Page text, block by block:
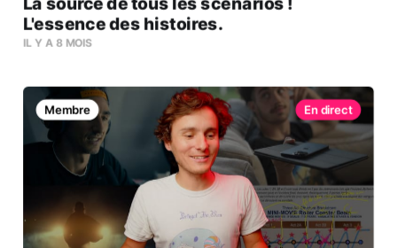
L'essence des histoires.
IL Y A 8 MOIS
Membre